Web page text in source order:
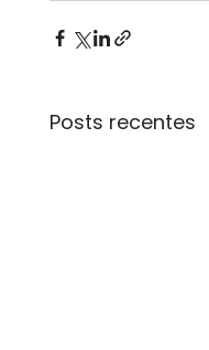
Posts recentes